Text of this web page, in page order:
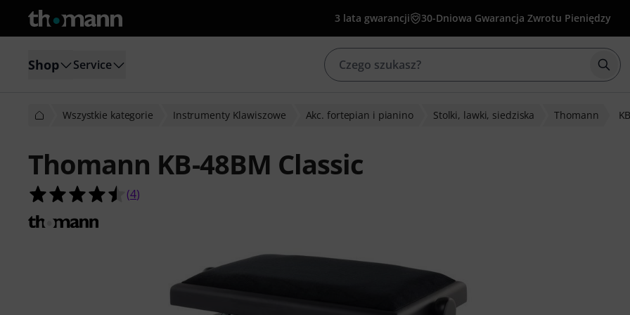
3 lata gwarancji 30-Dniowa Gwarancja Zwrotu Pieniędzy
Shop Service
Wszystkie kategorie Instrumenty Klawiszowe Akc. fortepian i pianino Stolki, lawki, siedziska Thomann
Thomann KB-48BM Classic
4.5 na 5 gwiazdek z 4 ocen klientów
(4)